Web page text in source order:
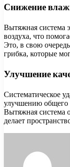
Снижение
Вытяжная система
воздуха, что
Это, в свою
грибка, которые
Улучшение
Систематическое
улучшению общего
Вытяжная система
делает